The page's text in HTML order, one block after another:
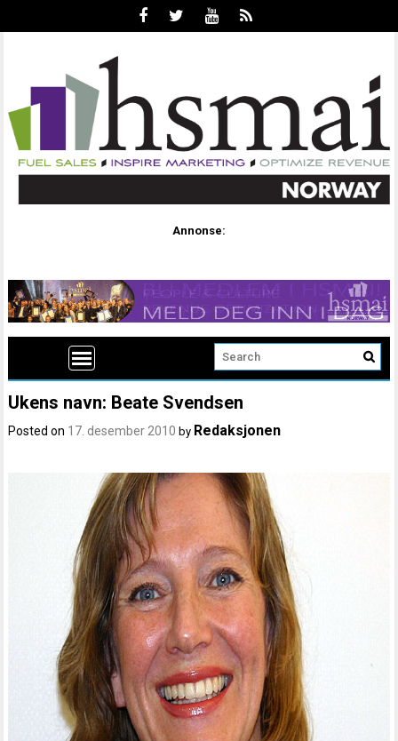
Annonse:
Ukens navn: Beate Svendsen
Posted on 17. desember 2010 by Redaksjonen